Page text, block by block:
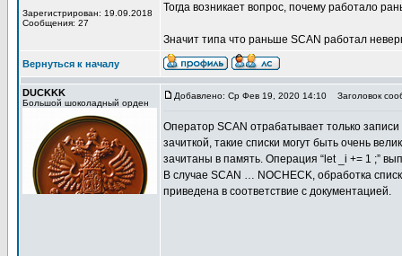
Зарегистрирован: 19.09.2018
Сообщения: 27
Тогда возникает вопрос, почему работало
Значит типа что раньше SCAN работал
Вернуться к началу
DUCKKK
Большой шоколадный орден
Добавлено: Ср Фев 19, 2020 14:10 Заголовок
Оператор SCAN отрабатывает только
зачиткой, такие списки могут быть очень
зачитаны в память. Операция “let _i += 1 ;”
В случае SCAN … NOCHECK, обработка
приведена в соответствие с документацией.